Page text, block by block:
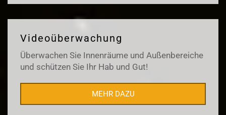
Videoüberwachung
Überwachen Sie Innenräume und Außenbereiche
und schützen Sie Ihr Hab und Gut!
MEHR DAZU